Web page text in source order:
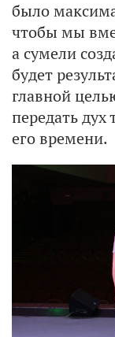
было
чтобы мы
а сумели
будет
главной
передать дух
его времени.